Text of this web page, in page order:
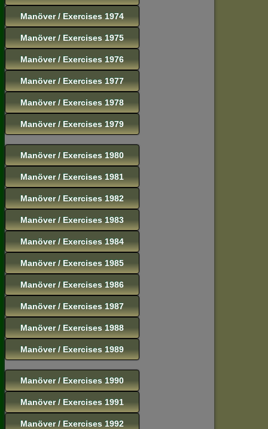
Manöver / Exercises 1974
Manöver / Exercises 1975
Manöver / Exercises 1976
Manöver / Exercises 1977
Manöver / Exercises 1978
Manöver / Exercises 1979
Manöver / Exercises 1980
Manöver / Exercises 1981
Manöver / Exercises 1982
Manöver / Exercises 1983
Manöver / Exercises 1984
Manöver / Exercises 1985
Manöver / Exercises 1986
Manöver / Exercises 1987
Manöver / Exercises 1988
Manöver / Exercises 1989
Manöver / Exercises 1990
Manöver / Exercises 1991
Manöver / Exercises 1992